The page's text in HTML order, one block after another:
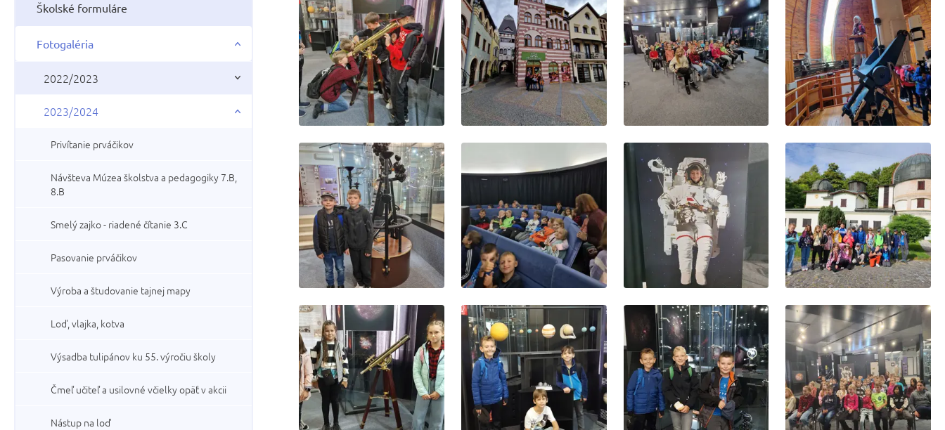
Školské formuláre
Fotogaléria
2022/2023
2023/2024
Privítanie prváčikov
Návšteva Múzea školstva a pedagogiky 7.B,
8.B
Smelý zajko - riadené čítanie 3.C
Pasovanie prváčikov
Výroba a študovanie tajnej mapy
Loď, vlajka, kotva
Výsadba tulipánov ku 55. výročiu školy
Čmeľ učiteľ a usilovné včielky opäť v akcii
Nástup na loď